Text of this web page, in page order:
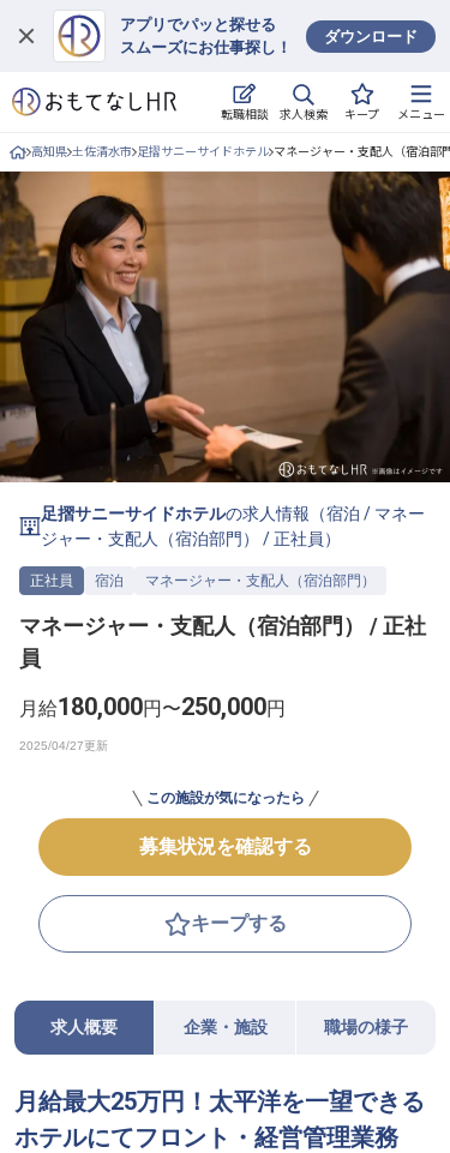
アプリでパッと探せる
スムーズにお仕事探し！
ダウンロード
転職相談 求人検索 キープ メニュー
ログイン
求人・施設を探す
キープした求人
就職・転職 合同説明会
おもてなしHRについて
ご利用の流れ
よくある質問
ホテル・宿泊業界情報コラム
無料 転職サポートに申し込む
採用をお考えの企業様へ
高知県 土佐清水市 足摺サニーサイドホテル マネージャー・支配人（宿泊部
足摺サニーサイドホテルの求人情報（宿泊 / マネー
ジャー・支配人（宿泊部門）
/正社員 ）
正社員 宿泊 マネージャー・支配人（宿泊部門）
マネージャー・支配人（宿泊部門） / 正社
員
月給180,000円〜250,000円
この施設が気になったら
募集状況を確認する
キープする
求人概要 企業・施設 職場の様子
月給最大25万円！太平洋を一望できる
ホテルにてフロント・経営管理業務